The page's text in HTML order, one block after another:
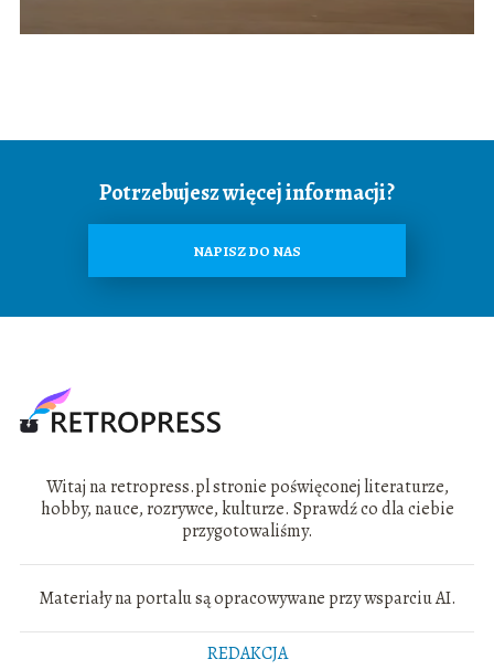
Potrzebujesz więcej informacji?
NAPISZ DO NAS
Witaj na retropress.pl stronie poświęconej literaturze,
hobby, nauce, rozrywce, kulturze. Sprawdź co dla ciebie
przygotowaliśmy.
Materiały na portalu są opracowywane przy wsparciu AI.
REDAKCJA